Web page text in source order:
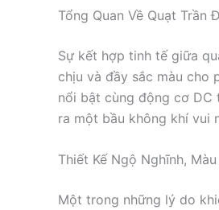
Tổng Quan Về Quạt Trần
Sự kết hợp tinh tế giữa
chịu và đầy sắc màu cho
nổi bật cùng động cơ DC
ra một bầu không khí vui
Thiết Kế Ngộ Nghĩnh,
Một trong những lý do